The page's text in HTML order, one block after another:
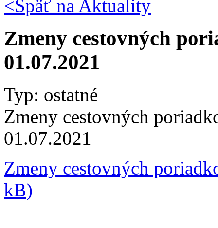
<Späť na Aktuality
Zmeny cestovných
01.07.2021
Typ: ostatné
Zmeny cestovných
01.07.2021
Zmeny cestovných
kB)